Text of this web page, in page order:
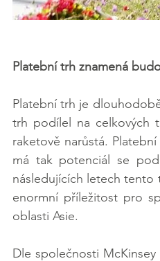
Platební trh znamená
Platební trh je
trh podílel na celkových
raketově narůstá.
má tak potenciál se
následujících letech tento
enormní příležitost pro
oblasti Asie.
Dle společnosti